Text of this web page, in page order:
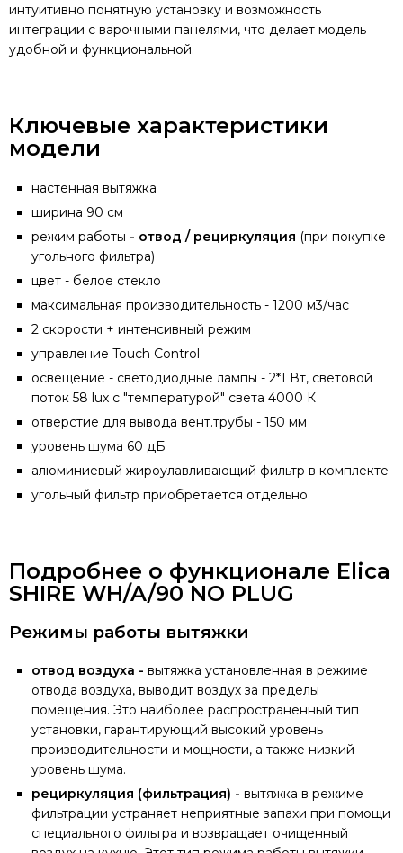
интуитивно понятную установку и возможность
интеграции с варочными панелями, что делает модель
удобной и функциональной.
Ключевые характеристики
модели
настенная вытяжка
ширина 90 см
режим работы - отвод / рециркуляция (при покупке
угольного фильтра)
цвет - белое стекло
максимальная производительность - 1200 м3/час
2 скорости + интенсивный режим
управление Touch Control
освещение - светодиодные лампы - 2*1 Вт, световой
поток 58 lux с "температурой" света 4000 К
отверстие для вывода вент.трубы - 150 мм
уровень шума 60 дБ
алюминиевый жироулавливающий фильтр в комплекте
угольный фильтр приобретается отдельно
Подробнее о функционале Elica
SHIRE WH/A/90 NO PLUG
Режимы работы вытяжки
отвод воздуха - вытяжка установленная в режиме
отвода воздуха, выводит воздух за пределы
помещения. Это наиболее распространенный тип
установки, гарантирующий высокий уровень
производительности и мощности, а также низкий
уровень шума.
рециркуляция (фильтрация) - вытяжка в режиме
фильтрации устраняет неприятные запахи при помощи
специального фильтра и возвращает очищенный